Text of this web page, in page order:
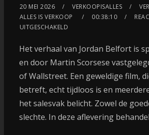
20 MEI 2026 VERKOOPISALLES
ALLES IS VERKOOP
00:38:10
UITGESCHAKELD
Het verhaal van Jordan Belfort is
en door Martin Scorsese
of Wallstreet. Een geweldige film,
betreft, echt tijdloos is en
het salesvak belicht. Zowel de
slechte. In deze aflevering